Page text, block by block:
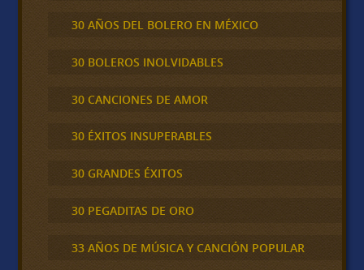
30 AÑOS DEL BOLERO EN MÉXICO
30 BOLEROS INOLVIDABLES
30 CANCIONES DE AMOR
30 ÉXITOS INSUPERABLES
30 GRANDES ÉXITOS
30 PEGADITAS DE ORO
33 AÑOS DE MÚSICA Y CANCIÓN POPULAR